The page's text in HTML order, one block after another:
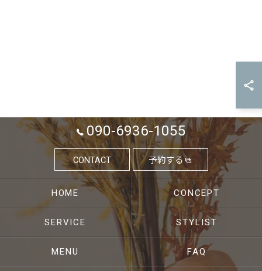
090-6936-1055
CONTACT 予約する
HOME CONCEPT
SERVICE STYLIST
MENU FAQ